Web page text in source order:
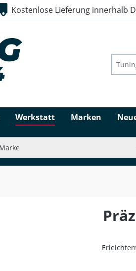
Kostenlose Lieferung innerhalb
Werkstatt Marken